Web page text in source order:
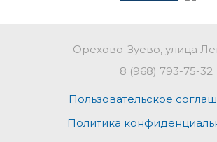
Орехово-Зуево, улица
8 (968) 793-75-32
Пользовательское
Политика